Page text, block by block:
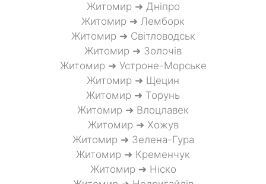
Житомир ➜ Дніпро
Житомир ➜ Лемборк
Житомир ➜ Світловодськ
Житомир ➜ Золочів
Житомир ➜ Устроне-Морське
Житомир ➜ Щецин
Житомир ➜ Торунь
Житомир ➜ Влоцлавек
Житомир ➜ Хожув
Житомир ➜ Зелена-Гура
Житомир ➜ Кременчук
Житомир ➜ Ніско